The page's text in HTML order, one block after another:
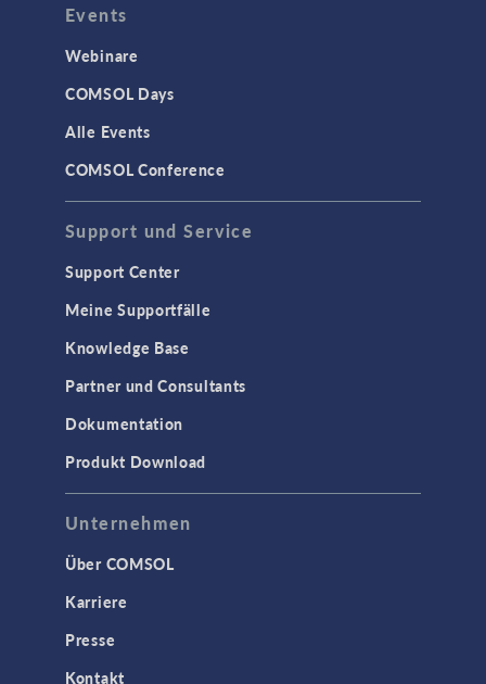
Events
Webinare
COMSOL Days
Alle Events
COMSOL Conference
Support und Service
Support Center
Meine Supportfälle
Knowledge Base
Partner und Consultants
Dokumentation
Produkt Download
Unternehmen
Über COMSOL
Karriere
Presse
Kontakt